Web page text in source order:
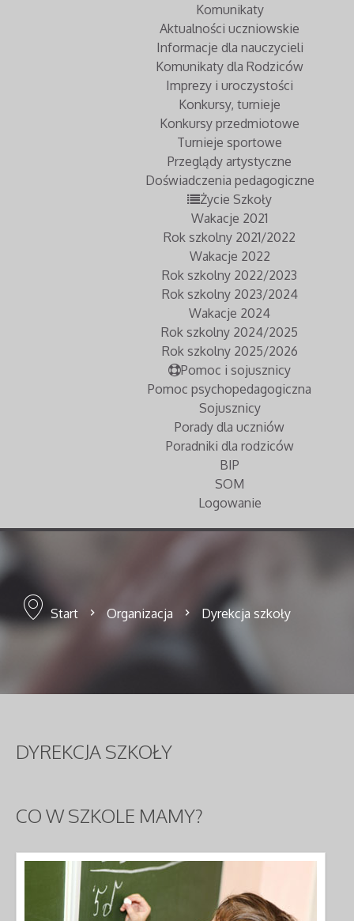
Komunikaty
Aktualności uczniowskie
Informacje dla nauczycieli
Komunikaty dla Rodziców
Imprezy i uroczystości
Konkursy, turnieje
Konkursy przedmiotowe
Turnieje sportowe
Przeglądy artystyczne
Doświadczenia pedagogiczne
Życie Szkoły
Wakacje 2021
Rok szkolny 2021/2022
Wakacje 2022
Rok szkolny 2022/2023
Rok szkolny 2023/2024
Wakacje 2024
Rok szkolny 2024/2025
Rok szkolny 2025/2026
Pomoc i sojusznicy
Pomoc psychopedagogiczna
Sojusznicy
Porady dla uczniów
Poradniki dla rodziców
BIP
SOM
Logowanie
Start Organizacja Dyrekcja szkoły
DYREKCJASZKOŁY
COW SZKOLE MAMY?